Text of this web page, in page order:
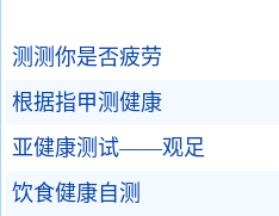
测测你是否疲劳
根据指甲测健康
亚健康测试——观足
饮食健康自测